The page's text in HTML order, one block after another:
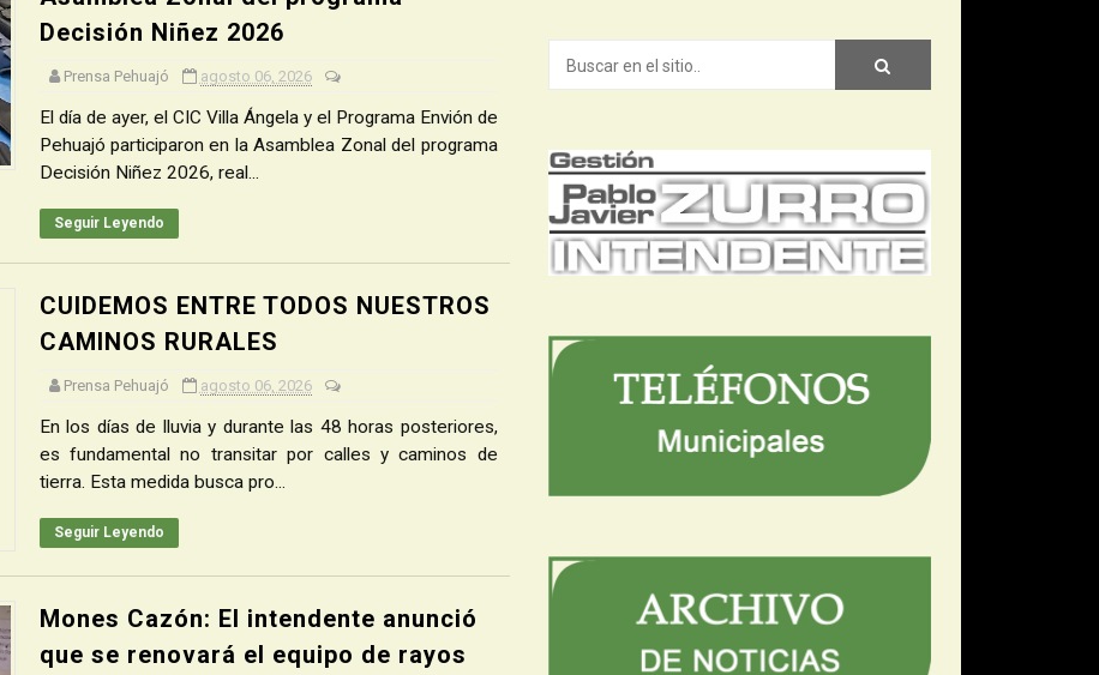
Decisión Niñez 2026
Prensa Pehuajó agosto 06, 2026
El día de ayer, el CIC Villa Ángela y el Programa Envión de
Pehuajó participaron en la Asamblea Zonal del programa
Decisión Niñez 2026, real...
Seguir Leyendo
CUIDEMOS ENTRE TODOS NUESTROS
CAMINOS RURALES
Prensa Pehuajó agosto 06, 2026
En los días de lluvia y durante las 48 horas posteriores,
es fundamental no transitar por calles y caminos de
tierra. Esta medida busca pro...
Seguir Leyendo
Mones Cazón: El intendente anunció
que se renovará el equipo de rayos